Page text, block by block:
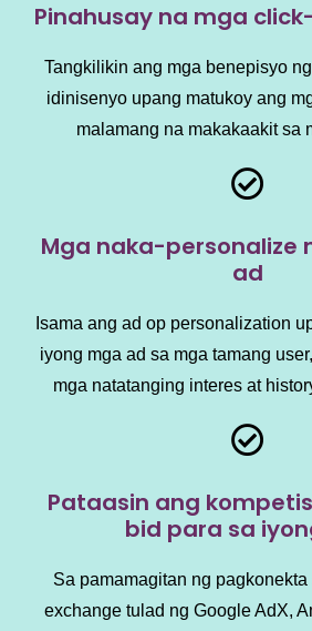
Pinahusay na mga
Tangkilikin ang mga benepisyo
idinisenyo upang matukoy ang
malamang na makakaakit sa
Mga naka-personalize
ad
Isama ang ad op personalization
iyong mga ad sa mga tamang
mga natatanging interes at
Pataasin ang
bid para sa
Sa pamamagitan ng
exchange tulad ng Google AdX,